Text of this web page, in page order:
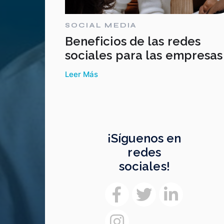
SOCIAL MEDIA
Beneficios de las redes
sociales para las empresas
Leer Más
¡Síguenos en
redes
sociales!